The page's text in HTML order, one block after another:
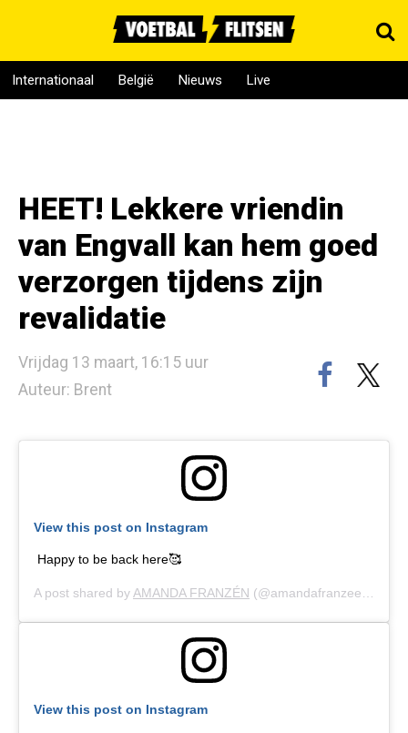
Internationaal België Nieuws Live
HEET! Lekkere vriendin
van Engvall kan hem goed
verzorgen tijdens zijn
revalidatie
Vrijdag 13 maart, 16:15 uur
Auteur: Brent
View this post on Instagram
Happy to be back here🥰
A post shared by AMANDA FRANZÉN (@amandafranzeen) on
View this post on Instagram